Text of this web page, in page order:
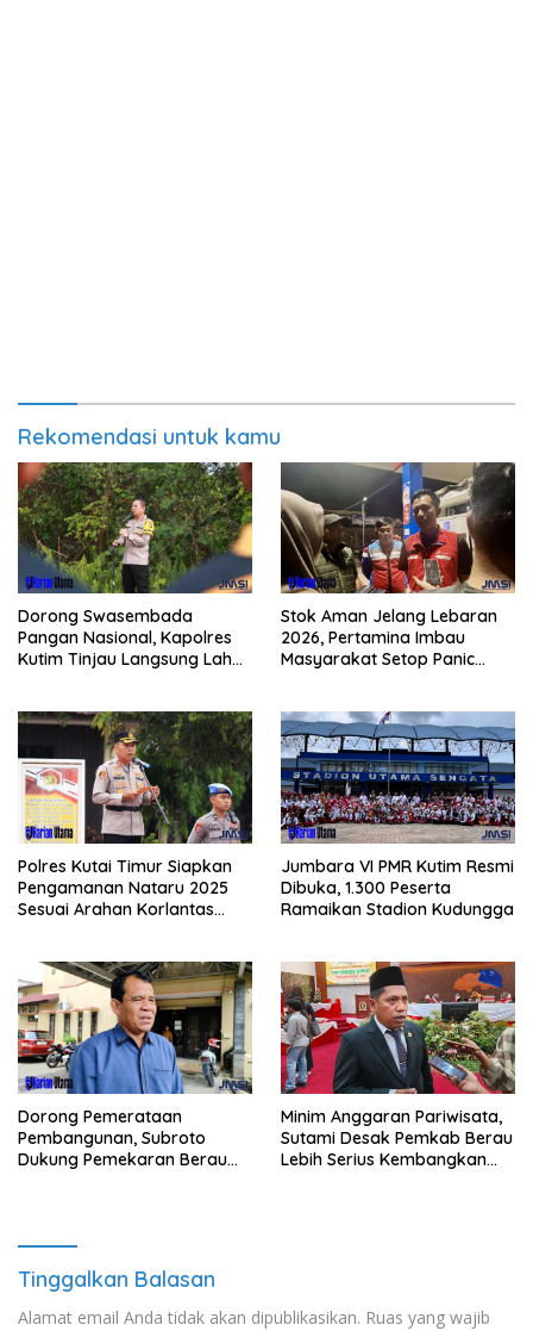
Rekomendasi untuk kamu
Dorong Swasembada
Pangan Nasional, Kapolres
Kutim Tinjau Langsung Lahan
Stok Aman Jelang Lebaran
2026, Pertamina Imbau
Masyarakat Setop Panic
Polres Kutai Timur Siapkan
Pengamanan Nataru 2025
Sesuai Arahan Korlantas
Jumbara VI PMR Kutim Resmi
Dibuka, 1.300 Peserta
Ramaikan Stadion Kudungga
Dorong Pemerataan
Pembangunan, Subroto
Dukung Pemekaran Berau
Minim Anggaran Pariwisata,
Sutami Desak Pemkab Berau
Lebih Serius Kembangkan
Tinggalkan Balasan
Alamat email Anda tidak akan dipublikasikan. Ruas yang wajib